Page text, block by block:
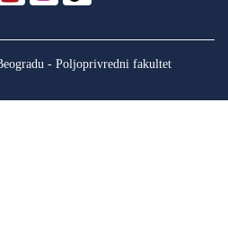
- Poljoprivredni fakultet